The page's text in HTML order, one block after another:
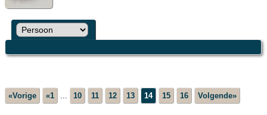
«Vorige «1 ... 10 11 12 13 14 15 16 Volgende»